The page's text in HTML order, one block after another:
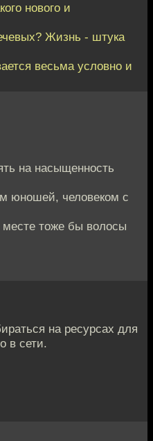
нового и
Жизнь - штука
весьма условно и
на насыщенность
юношей, человеком с
месте тоже бы волосы
на ресурсах для
в сети.